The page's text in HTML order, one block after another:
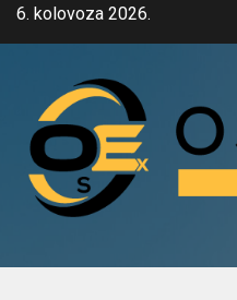
Skip6. kolovoza 2026.